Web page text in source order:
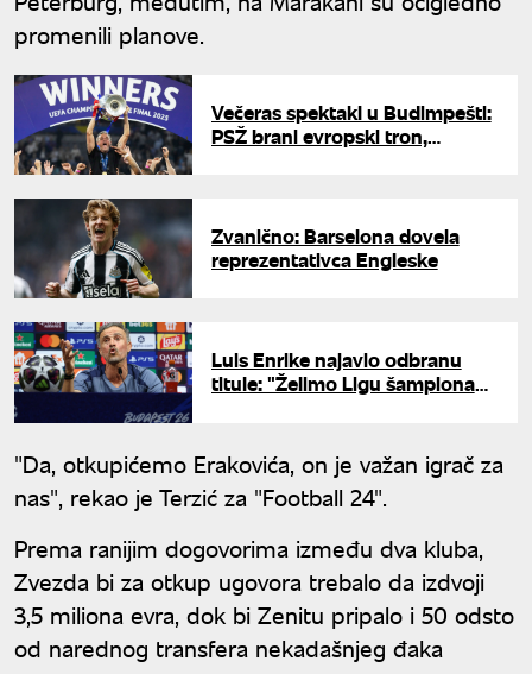
promenili planove.
Večeras spektakl u Budimpešti:
PSŽ brani evropski tron,
Zvanično: Barselona dovela
reprezentativca Engleske
Luis Enrike najavio odbranu
titule: "Želimo Ligu šampiona
"Da, otkupićemo Erakovića, on je važan igrač za
nas", rekao je Terzić za "Football 24".
Prema ranijim dogovorima između dva kluba,
Zvezda bi za otkup ugovora trebalo da izdvoji
3,5 miliona evra, dok bi Zenitu pripalo i 50 odsto
od narednog transfera nekadašnjeg đaka